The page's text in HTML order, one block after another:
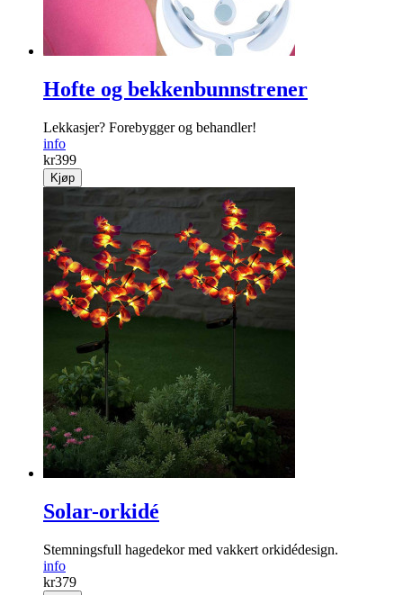
Hofte og bekkenbunnstrener
Lekkasjer? Forebygger og behandler!
info
kr399
Kjøp